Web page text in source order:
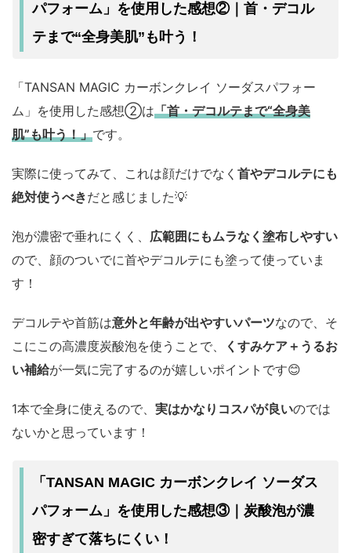
パフォーム」を使用した感想②｜首・デコル
テまで“全身美肌”も叶う！
「TANSAN MAGIC カーボンクレイ ソーダスパフォー
ム」を使用した感想②は「首・デコルテまで“全身美
肌”も叶う！」です。
実際に使ってみて、これは顔だけでなく 首やデコルテにも
絶対使うべきだと感じました💡
泡が濃密で垂れにくく、 広範囲にもムラなく塗布しやすい
ので、顔のついでに首やデコルテにも塗って使っていま
す！
デコルテや首筋は意外と年齢が出やすいパーツなので、そ
こにこの高濃度炭酸泡を使うことで、
くすみケア＋うるお
い補給が一気に完了するのが嬉しいポイントです😊
1本で全身に使えるので、 実はかなりコスパが良いのでは
ないかと思っています！
「TANSAN MAGIC カーボンクレイ ソーダス
パフォーム」を使用した感想③｜炭酸泡が濃
密すぎて落ちにくい！